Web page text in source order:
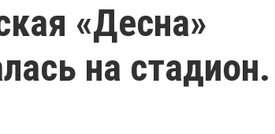
«Десна»
на